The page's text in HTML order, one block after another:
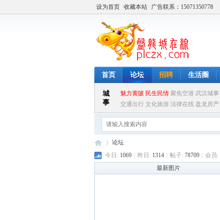
设为首页 收藏本站 广告联系：15071350778
首页 论坛 招聘 生活圈
论坛
今日: 1069 昨日: 1314 帖子: 78709
会员:
最新图片